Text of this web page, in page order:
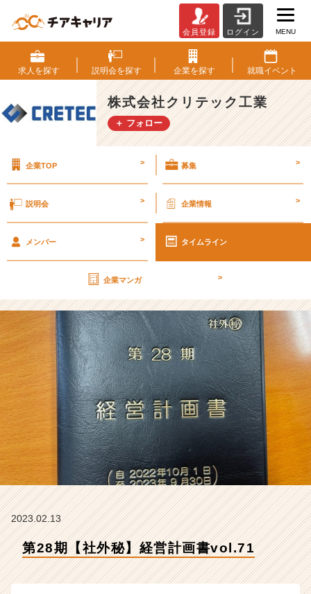
2
8
期
【社
外
秘】
画
o
【株
式
会
社
ク
リ
テ
ッ
ク
工
業
の
タ
イ
ム
|
ベ
会員登録 ログイン MENU
求人を探す 説明会を探す 企業を探す 就職イベント
株式会社クリテック工業
＋ フォロー
企業TOP > 募集 >
説明会 > 企業情報 >
メンバー > タイムライン
企業マンガ >
2023.02.13
第28期【社外秘】経営計画書vol.71